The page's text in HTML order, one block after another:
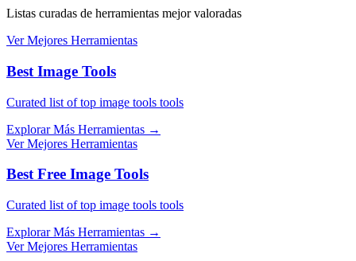
Listas curadas de herramientas mejor valoradas
Ver Mejores Herramientas
Best Image Tools
Curated list of top image tools tools
Explorar Más Herramientas →
Ver Mejores Herramientas
Best Free Image Tools
Curated list of top image tools tools
Explorar Más Herramientas →
Ver Mejores Herramientas